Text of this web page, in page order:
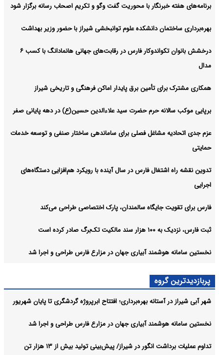
برنامه‌های هفته خبرنگار با محوریت گفت وگو و تکریم اصحاب رسانه برگزار شود
بهره‌برداری ساختمان دانشکده علوم توانبخشی شیراز با حضور وزیر بهداشت
درخشش بانوان تکواندوکار فارس در رقابت‌های جهانی هانمادانگ‌ با کسب ۶
مدال
همکاری مشترک برای تأمین برق پایدار اماکن فرهنگی و تاریخی شیراز
برپایی موکب سالانه حرم حضرت سید علاءالدین حسین(ع) در دهه پایانی صفر
عزم جدی اتحادیه مشاغل فصلی برای ساماندهی ساختار صنفی و توسعه خدمات
حمایتی
تدوین نقشه راه اشتغال فارس در سال آینده با رویکرد هم‌افزایی دستگاه‌های
اجرایی
فارس برای تقویت جایگاه سالمندان، پارک اختصاصی طراحی می‌کند
ثبت فارس، نزدیک به ۱۰۰ هزار سند مالکیت تک‌برگ صادر کرده است
نخستین سامانه هوشمند آبیاری جهان در مزارع فارس طراحی و اجرا شد
پربازدیدترین گروه
شهر آبی شیراز در آستانه بهره‌برداری؛ افتتاح ابرپروژه گردشگری تا پایان شهریور
نخستین سامانه هوشمند آبیاری جهان در مزارع فارس طراحی و اجرا شد
تداوم عملیات برداشت انگور در شیراز/ پیش‌بینی تولید بیش از ۱۳ هزار تن